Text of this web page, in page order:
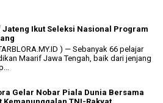
Jateng Ikut Seleksi Nasional Program
) — Sebanyak 66 pelajar
Maarif Jawa Tengah, baik dari jenjang
Gelar Nobar Piala Dunia Bersama